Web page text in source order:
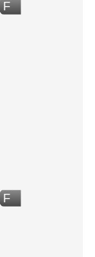
F
F